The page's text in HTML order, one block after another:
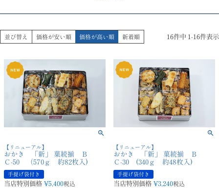
並び替え 価格が安い順 価格が高い順 新着順 16件中 1 -16件表示
【リニューアル】
おかき 「新」 菓続揃 Ｂ
Ｃ-50 （570ｇ 約82枚入)
手提げ袋付き
当店特別価格 ¥5,400税込
【リニューアル】
おかき 「新」 菓続揃 Ｂ
Ｃ-30 (340ｇ 約48枚入)
手提げ袋付き
当店特別価格 ¥3,240税込